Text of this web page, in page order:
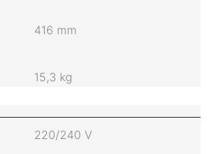
416 mm
15,3 kg
220/240 V